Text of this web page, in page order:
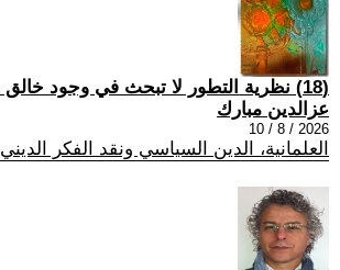
(18) نظرية التطور لا تبحث في وجود خالق من عدمه
عزالدين مبارك
2026 / 8 / 10
العلمانية، الدين السياسي ونقد الفكر الديني